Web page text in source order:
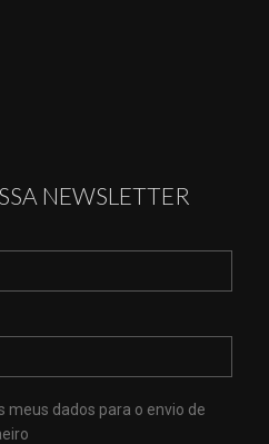
NEWSLETTER
meus dados para o envio de